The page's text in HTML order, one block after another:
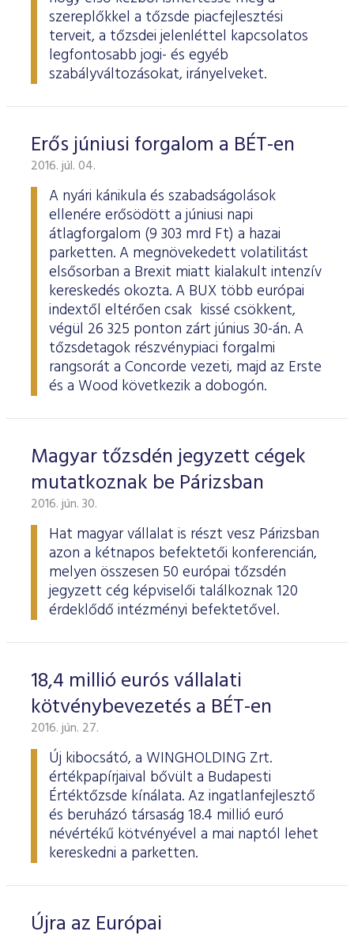
szereplőkkel a tőzsde piacfejlesztési
terveit, a tőzsdei jelenléttel kapcsolatos
legfontosabb jogi- és egyéb
szabályváltozásokat, irányelveket.
Erős júniusi forgalom a BÉT-en
2016. júl. 04.
A nyári kánikula és szabadságolások
ellenére erősödött a júniusi napi
átlagforgalom (9 303 mrd Ft) a hazai
parketten. A megnövekedett volatilitást
elsősorban a Brexit miatt kialakult intenzív
kereskedés okozta. A BUX több európai
indextől eltérően csak kissé csökkent,
végül 26 325 ponton zárt június 30-án. A
tőzsdetagok részvénypiaci forgalmi
rangsorát a Concorde vezeti, majd az Erste
és a Wood következik a dobogón.
Magyar tőzsdén jegyzett cégek
mutatkoznak be Párizsban
2016. jún. 30.
Hat magyar vállalat is részt vesz Párizsban
azon a kétnapos befektetői konferencián,
melyen összesen 50 európai tőzsdén
jegyzett cég képviselői találkoznak 120
érdeklődő intézményi befektetővel.
18,4 millió eurós vállalati
kötvénybevezetés a BÉT-en
2016. jún. 27.
Új kibocsátó, a WINGHOLDING Zrt.
értékpapírjaival bővült a Budapesti
Értéktőzsde kínálata. Az ingatlanfejlesztő
és beruházó társaság 18.4 millió euró
névértékű kötvényével a mai naptól lehet
kereskedni a parketten.
Újra az Európai